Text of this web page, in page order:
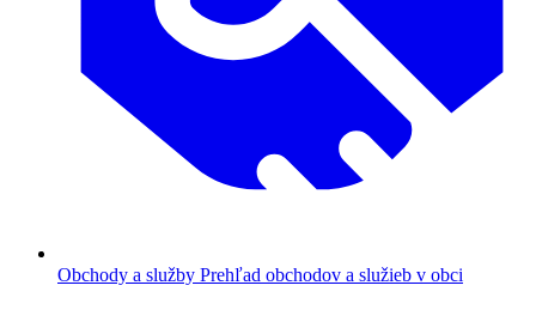
Obchody a služby Prehľad obchodov a služieb v obci